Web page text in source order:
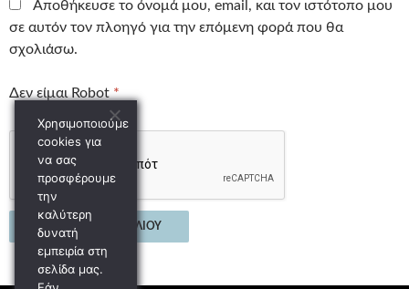
Αποθήκευσε το όνομά μου, email, και τον ιστότοπο μου
σε αυτόν τον πλοηγό για την επόμενη φορά που θα
σχολιάσω.
Δεν είμαι Robot*
Χρησιμοποιούμε
cookies για
να σας
προσφέρουμε
την
καλύτερη
δυνατή
εμπειρία στη
σελίδα μας.